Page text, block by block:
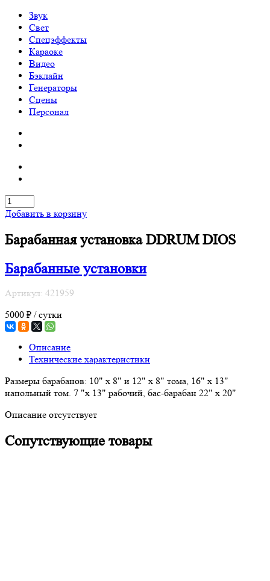
Звук
Свет
Спецэффекты
Караоке
Видео
Бэклайн
Генераторы
Сцены
Персонал
Добавить в корзину
Барабанная установка DDRUM DIOS
Барабанные установки
Артикул: 421959
5000 ₽ / сутки
Описание
Технические характеристики
Размеры барабанов: 10" x 8" и 12" x 8" тома, 16" х 13"
напольный том. 7 "x 13" рабочий, бас-барабан 22" x 20"
Описание отсутствует
Сопутствующие товары